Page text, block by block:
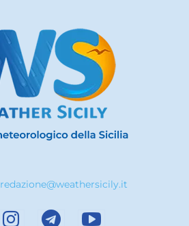
redazione@weathersicily.it